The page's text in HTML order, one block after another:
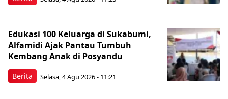
Berita
Edukasi 100 Keluarga di Sukabumi,
Alfamidi Ajak Pantau Tumbuh
Kembang Anak di Posyandu
Selasa, 4 Agu 2026 - 11:21